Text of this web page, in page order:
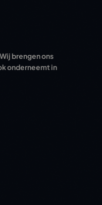
brengen ons
onderneemt in